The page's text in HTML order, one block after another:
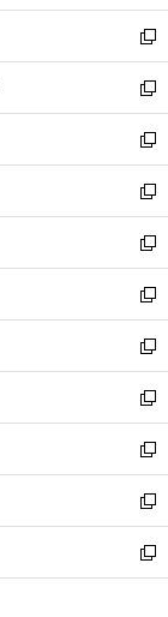
ウ
で
開
く
ン
ド
ウ
で
開
く
新
し
い
ウ
ィ
ン
ド
ウ
で
開
く
新
し
い
ウ
ィ
ン
ド
ウ
で
開
く
新
し
い
ウ
ィ
ン
ド
ウ
で
開
く
新
し
い
ウ
ィ
ン
ド
ウ
で
開
く
新
し
い
ウ
ィ
ン
ド
ウ
で
開
く
新
し
い
ウ
ィ
ン
ド
ウ
で
開
く
新
し
い
ウ
ィ
ン
ド
ウ
で
開
新
し
い
ウ
ィ
ン
ド
ウ
新
し
い
ウ
ィ
ン
新
し
い
ウ
新
し